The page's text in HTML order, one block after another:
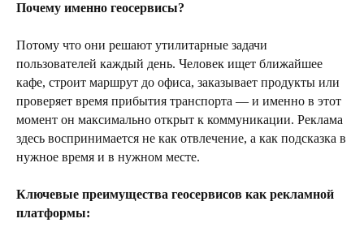
Почему именно геосервисы?
Потому что они решают утилитарные задачи
пользователей каждый день. Человек ищет ближайшее
кафе, строит маршрут до офиса, заказывает продукты или
проверяет время прибытия транспорта — и именно в этот
момент он максимально открыт к коммуникации. Реклама
здесь воспринимается не как отвлечение, а как подсказка в
нужное время и в нужном месте.
Ключевые преимущества геосервисов как рекламной
платформы: